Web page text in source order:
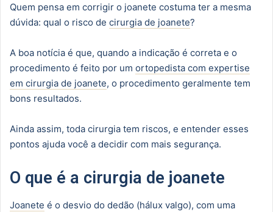
Quem pensa em corrigir o joanete costuma ter a mesma
dúvida: qual o risco de cirurgia de joanete?
A boa notícia é que, quando a indicação é correta e o
procedimento é feito por um ortopedista com expertise
em cirurgia de joanete, o procedimento geralmente tem
bons resultados.
Ainda assim, toda cirurgia tem riscos, e entender esses
pontos ajuda você a decidir com mais segurança.
O que é a cirurgia de joanete
Joanete é o desvio do dedão (hálux valgo), com uma